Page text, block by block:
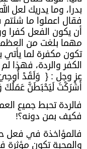
بدرا، وما يدريك لعل
فقال اعملوا ما
أن يكون الفعل كفرا
مهما بلغت من
تكون مكفرة لما
الكفر والردة، فهذا
عز وجل : { وَلَقَدْ أُوحِيَ
أَشْرَكْتَ لَيَحْبَطَنَّ عَمَلُكَ
فالردة تحبط جميع
فكيف بمن دونه؟!
فالمؤاخذة في فعل
والمحبة تكون مؤثرة